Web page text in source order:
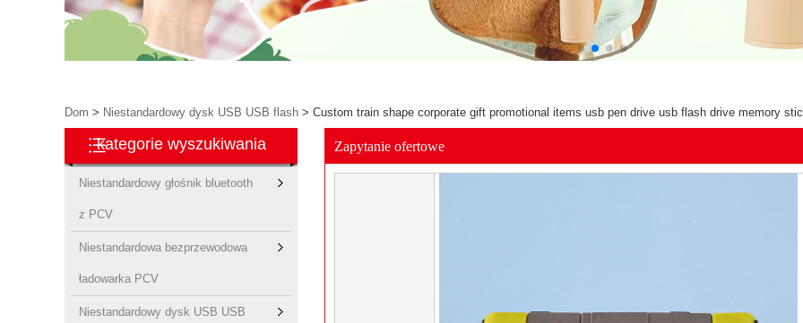
Dom > Niestandardowy dysk USB USB flash > Custom train shape corporate gift promotional items usb pen drive usb flash drive memory
kategorie wyszukiwania
Niestandardowy głośnik bluetooth
z PCV
Niestandardowa bezprzewodowa
ładowarka PCV
Niestandardowy dysk USB USB
Zapytanie ofertowe